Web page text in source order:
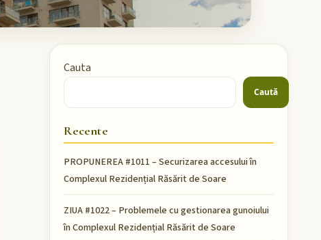
Cauta
Caută
Recente
PROPUNEREA #1011 – Securizarea accesului în
Complexul Rezidențial Răsărit de Soare
ZIUA #1022 – Problemele cu gestionarea gunoiului
în Complexul Rezidențial Răsărit de Soare